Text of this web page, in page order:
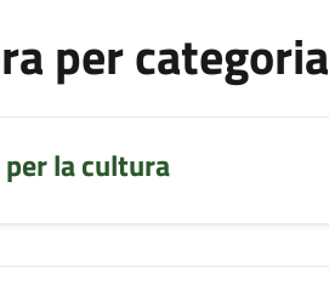
per categoria
la cultura